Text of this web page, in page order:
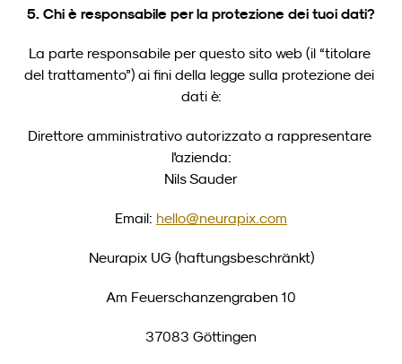
5. Chi è responsabile per la protezione dei tuoi dati?
La parte responsabile per questo sito web (il “titolare
del trattamento”) ai fini della legge sulla protezione dei
dati è:
Direttore amministrativo autorizzato a rappresentare
l'azienda:
Nils Sauder
Email: hello@neurapix.com
Neurapix UG (haftungsbeschränkt)
Am Feuerschanzengraben 10
37083 Göttingen